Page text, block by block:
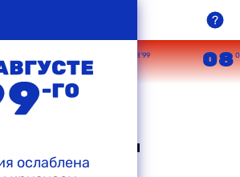
08’99 08
с
к военным с
мешать им
ослаблена